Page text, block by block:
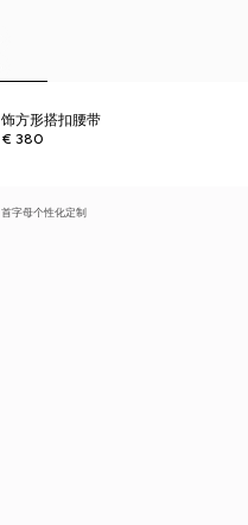
饰方形搭扣腰带
€ 380
首字母个性化定制